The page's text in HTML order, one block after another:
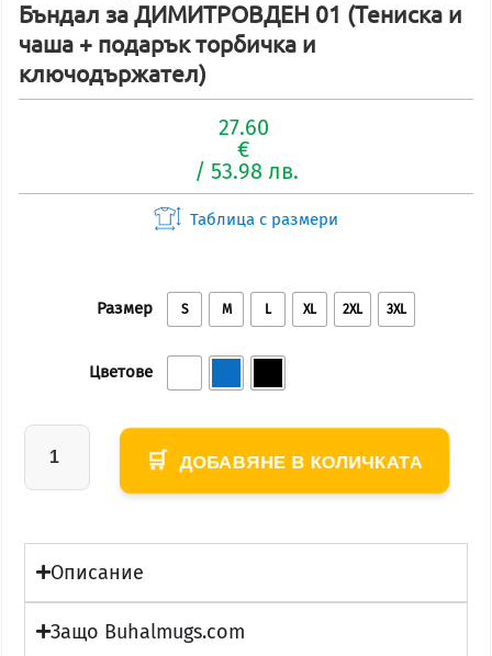
Бъндал за ДИМИТРОВДЕН 01 (Тениска и
чаша + подарък торбичка и
ключодържател)
27.60
€
/ 53.98 лв.
Таблица с размери
Размер S M L XL 2XL 3XL
Цветове
ДОБАВЯНЕ В КОЛИЧКАТА
Описание
Защо Buhalmugs.com